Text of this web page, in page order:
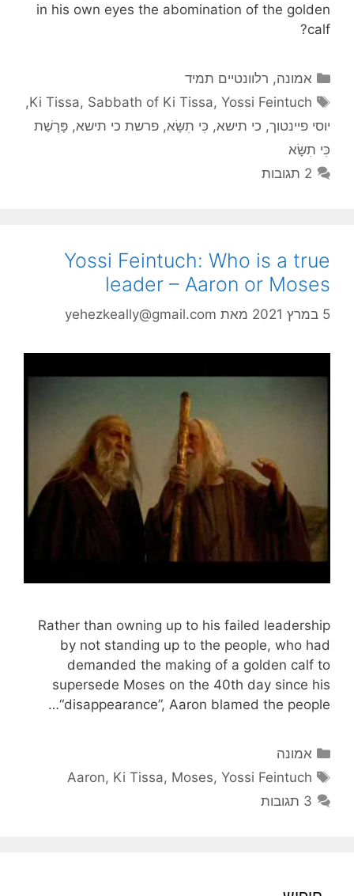
in his own eyes the abomination of the golden
calf?
קטגוריות
אמונה, רלוונטיים תמיד
תגיות
Ki Tissa, Sabbath of Ki Tissa, Yossi Feintuch
,
יוסי פיינטוך, כי תישא, כִּי תִשָּׂא, פרשת כי תישא, פָּרָשַׁת
כִּי תִשָּׂא
2 תגובות
Yossi Feintuch: Who is a true
leader – Aaron or Moses
5 במרץ 2021 מאת yehezkeally@gmail.com
Rather than owning up to his failed leadership
by not standing up to the people, who had
demanded the making of a golden calf to
supersede Moses on the 40th day since his
“disappearance”, Aaron blamed the people…
קטגוריות
אמונה
תגיות
Aaron, Ki Tissa, Moses, Yossi Feintuch
3 תגובות